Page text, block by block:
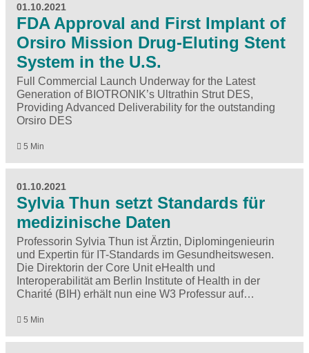
01.10.2021
FDA Approval and First Implant of
Orsiro Mission Drug-Eluting Stent
System in the U.S.
Full Commercial Launch Underway for the Latest
Generation of BIOTRONIK’s Ultrathin Strut DES,
Providing Advanced Deliverability for the outstanding
Orsiro DES
5 Min
01.10.2021
Sylvia Thun setzt Standards für
medizinische Daten
Professorin Sylvia Thun ist Ärztin, Diplomingenieurin
und Expertin für IT-Standards im Gesundheitswesen.
Die Direktorin der Core Unit eHealth und
Interoperabilität am Berlin Institute of Health in der
Charité (BIH) erhält nun eine W3 Professur auf…
5 Min